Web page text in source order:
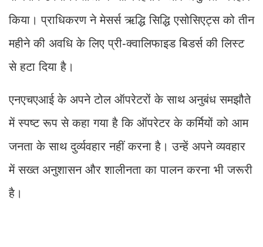
किया। प्राधिकरण ने मेसर्स ऋद्धि सिद्धि एसोसिएट्स को तीन
महीने की अवधि के लिए प्री-क्‍वालिफाइड बिडर्स की लिस्‍ट
से हटा दिया है।
एनएचएआई के अपने टोल ऑपरेटरों के साथ अनुबंध समझौते
में स्पष्ट रूप से कहा गया है कि ऑपरेटर के कर्मियों को आम
जनता के साथ दुर्व्यवहार नहीं करना है। उन्हें अपने व्यवहार
में सख्त अनुशासन और शालीनता का पालन करना भी जरूरी
है।